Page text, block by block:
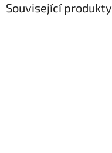
Související produkty